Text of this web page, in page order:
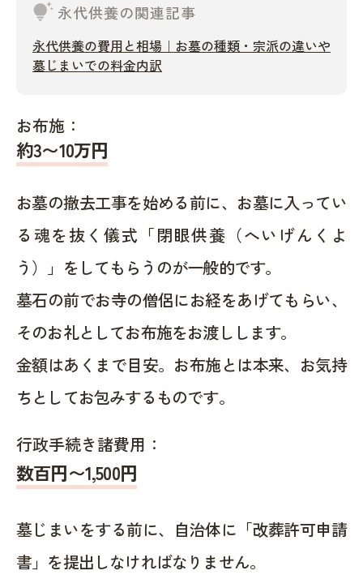
tips_and_updates 永代供養の関連記事
永代供養の費用と相場｜お墓の種類・宗派の違いや
墓じまいでの料金内訳
お布施：
約3〜10万円
お墓の撤去工事を始める前に、お墓に入ってい
る魂を抜く儀式「閉眼供養（へいげんくよ
う）」をしてもらうのが一般的です。
墓石の前でお寺の僧侶にお経をあげてもらい、
そのお礼としてお布施をお渡しします。
金額はあくまで目安。お布施とは本来、お気持
ちとしてお包みするものです。
行政手続き諸費用：
数百円〜1,500円
墓じまいをする前に、自治体に「改葬許可申請
書」を提出しなければなりません。